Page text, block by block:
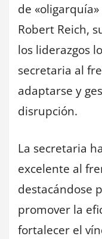
de
Robert Reich,
los liderazgos
secretaria al
adaptarse y
disrupción.
La secretaria
excelente al
destacándose
promover la
fortalecer el